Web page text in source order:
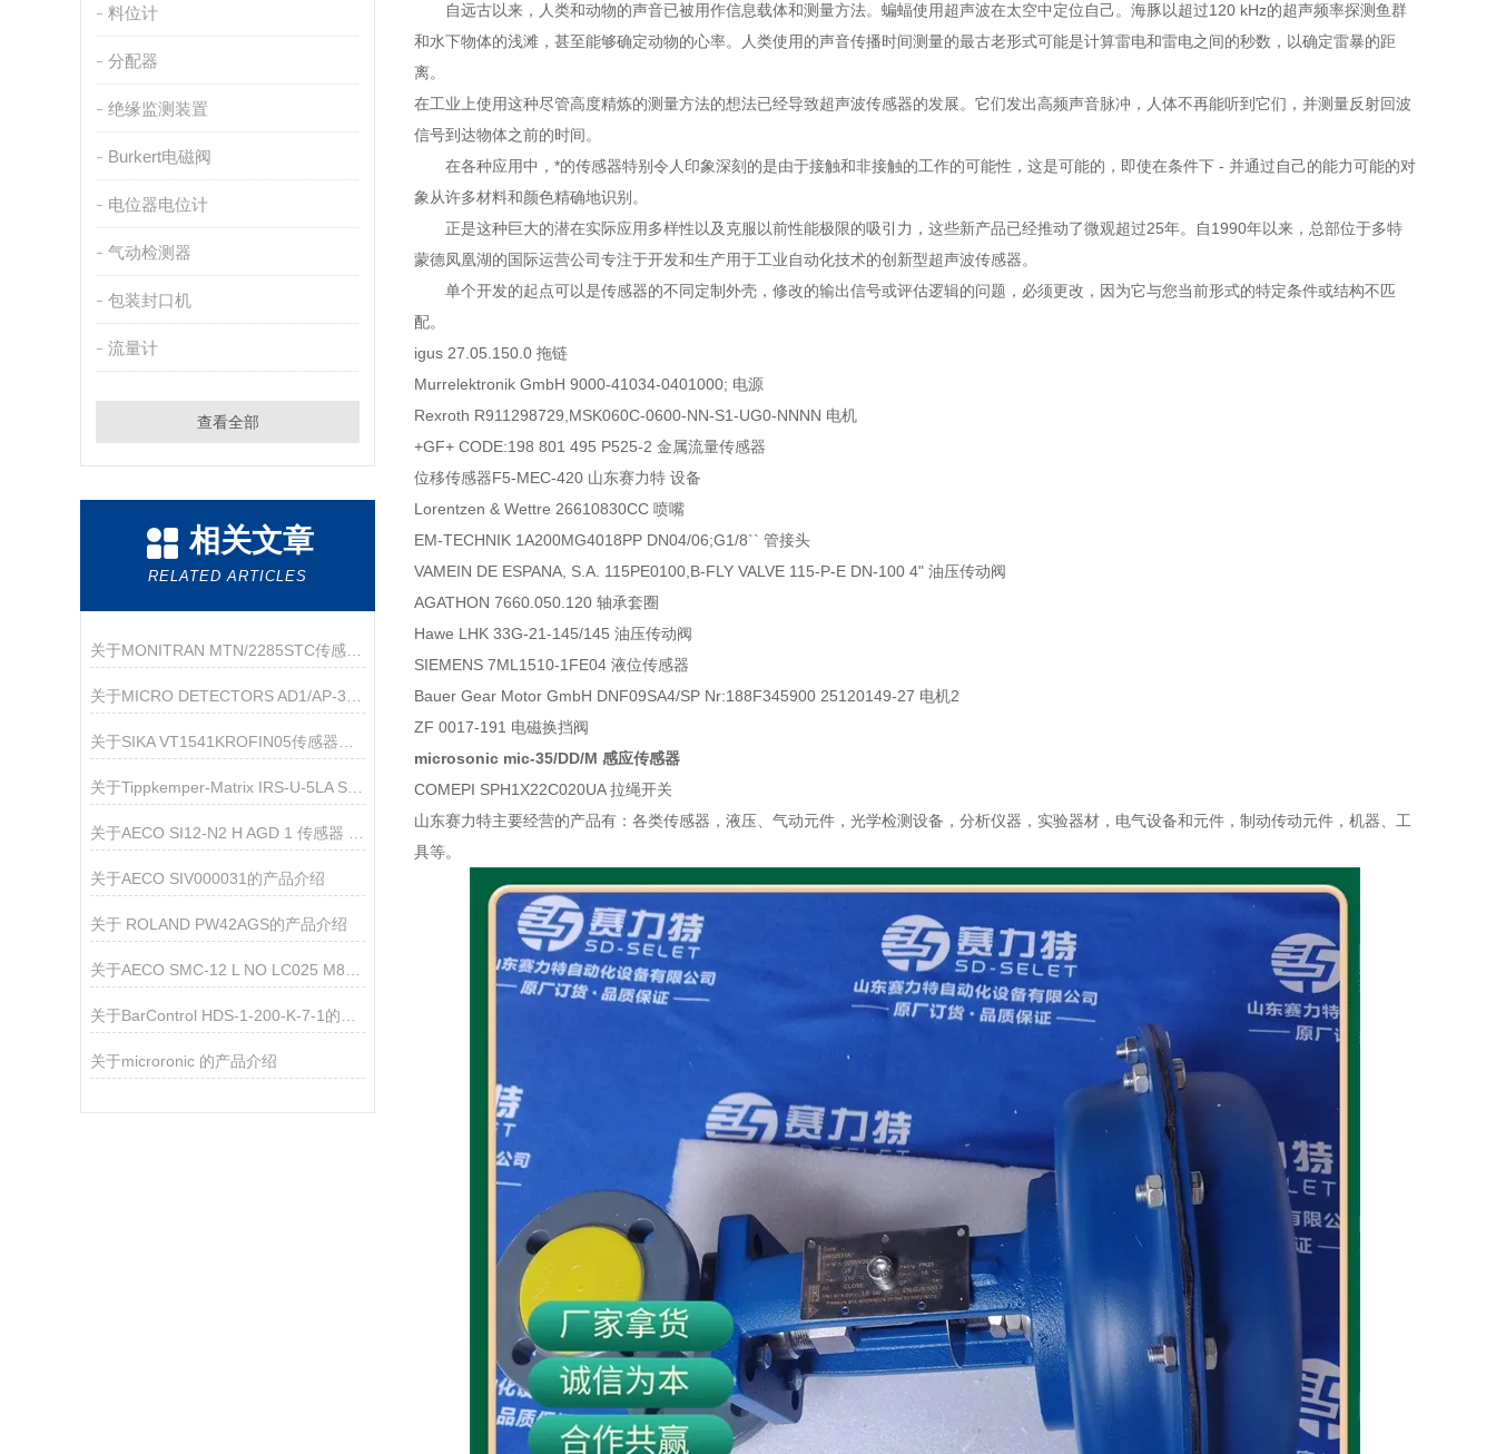
料位计
分配器
绝缘监测装置
Burkert电磁阀
电位器电位计
气动检测器
包装封口机
流量计
查看全部
相关文章
RELATED ARTICLES
关于MONITRAN MTN/2285STC传感器的产品介绍
关于Tippkemper-Matrix IRS-U-5LA S66传感器的产品介绍
关于AECO SIV000031的产品介绍
关于 ROLAND PW42AGS的产品介绍
关于microronic 的产品介绍
自远古以来，人类和动物的声音已被用作信息载体和测量方法。蝙蝠使用超声波在太空中定位自己。海豚以超过120 kHz的超声频率探测鱼群
和水下物体的浅滩，甚至能够确定动物的心率。人类使用的声音传播时间测量的最古老形式可能是计算雷电和雷电之间的秒数，以确定雷暴的距
离。
在工业上使用这种尽管高度精炼的测量方法的想法已经导致超声波传感器的发展。它们发出高频声音脉冲，人体不再能听到它们，并测量反射回波
信号到达物体之前的时间。
在各种应用中，*的传感器特别令人印象深刻的是由于接触和非接触的工作的可能性，这是可能的，即使在条件下 - 并通过自己的能力可能的对
象从许多材料和颜色精确地识别。
正是这种巨大的潜在实际应用多样性以及克服以前性能极限的吸引力，这些新产品已经推动了微观超过25年。自1990年以来，总部位于多特
蒙德凤凰湖的国际运营公司专注于开发和生产用于工业自动化技术的创新型超声波传感器。
单个开发的起点可以是传感器的不同定制外壳，修改的输出信号或评估逻辑的问题，必须更改，因为它与您当前形式的特定条件或结构不匹
配。
igus 27.05.150.0 拖链
Murrelektronik GmbH 9000-41034-0401000; 电源
Rexroth R911298729,MSK060C-0600-NN-S1-UG0-NNNN 电机
+GF+ CODE:198 801 495 P525-2 金属流量传感器
位移传感器F5-MEC-420 山东赛力特 设备
Lorentzen & Wettre 26610830CC 喷嘴
EM-TECHNIK 1A200MG4018PP DN04/06;G1/8`` 管接头
VAMEIN DE ESPANA, S.A. 115PE0100,B-FLY VALVE 115-P-E DN-100 4" 油压传动阀
AGATHON 7660.050.120 轴承套圈
Hawe LHK 33G-21-145/145 油压传动阀
SIEMENS 7ML1510-1FE04 液位传感器
Bauer Gear Motor GmbH DNF09SA4/SP Nr:188F345900 25120149-27 电机2
ZF 0017-191 电磁换挡阀
microsonic mic-35/DD/M 感应传感器
COMEPI SPH1X22C020UA 拉绳开关
山东赛力特主要经营的产品有：各类传感器，液压、气动元件，光学检测设备，分析仪器，实验器材，电气设备和元件，制动传动元件，机器、工
具等。